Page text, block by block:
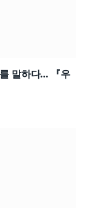
를 말하다… 『우